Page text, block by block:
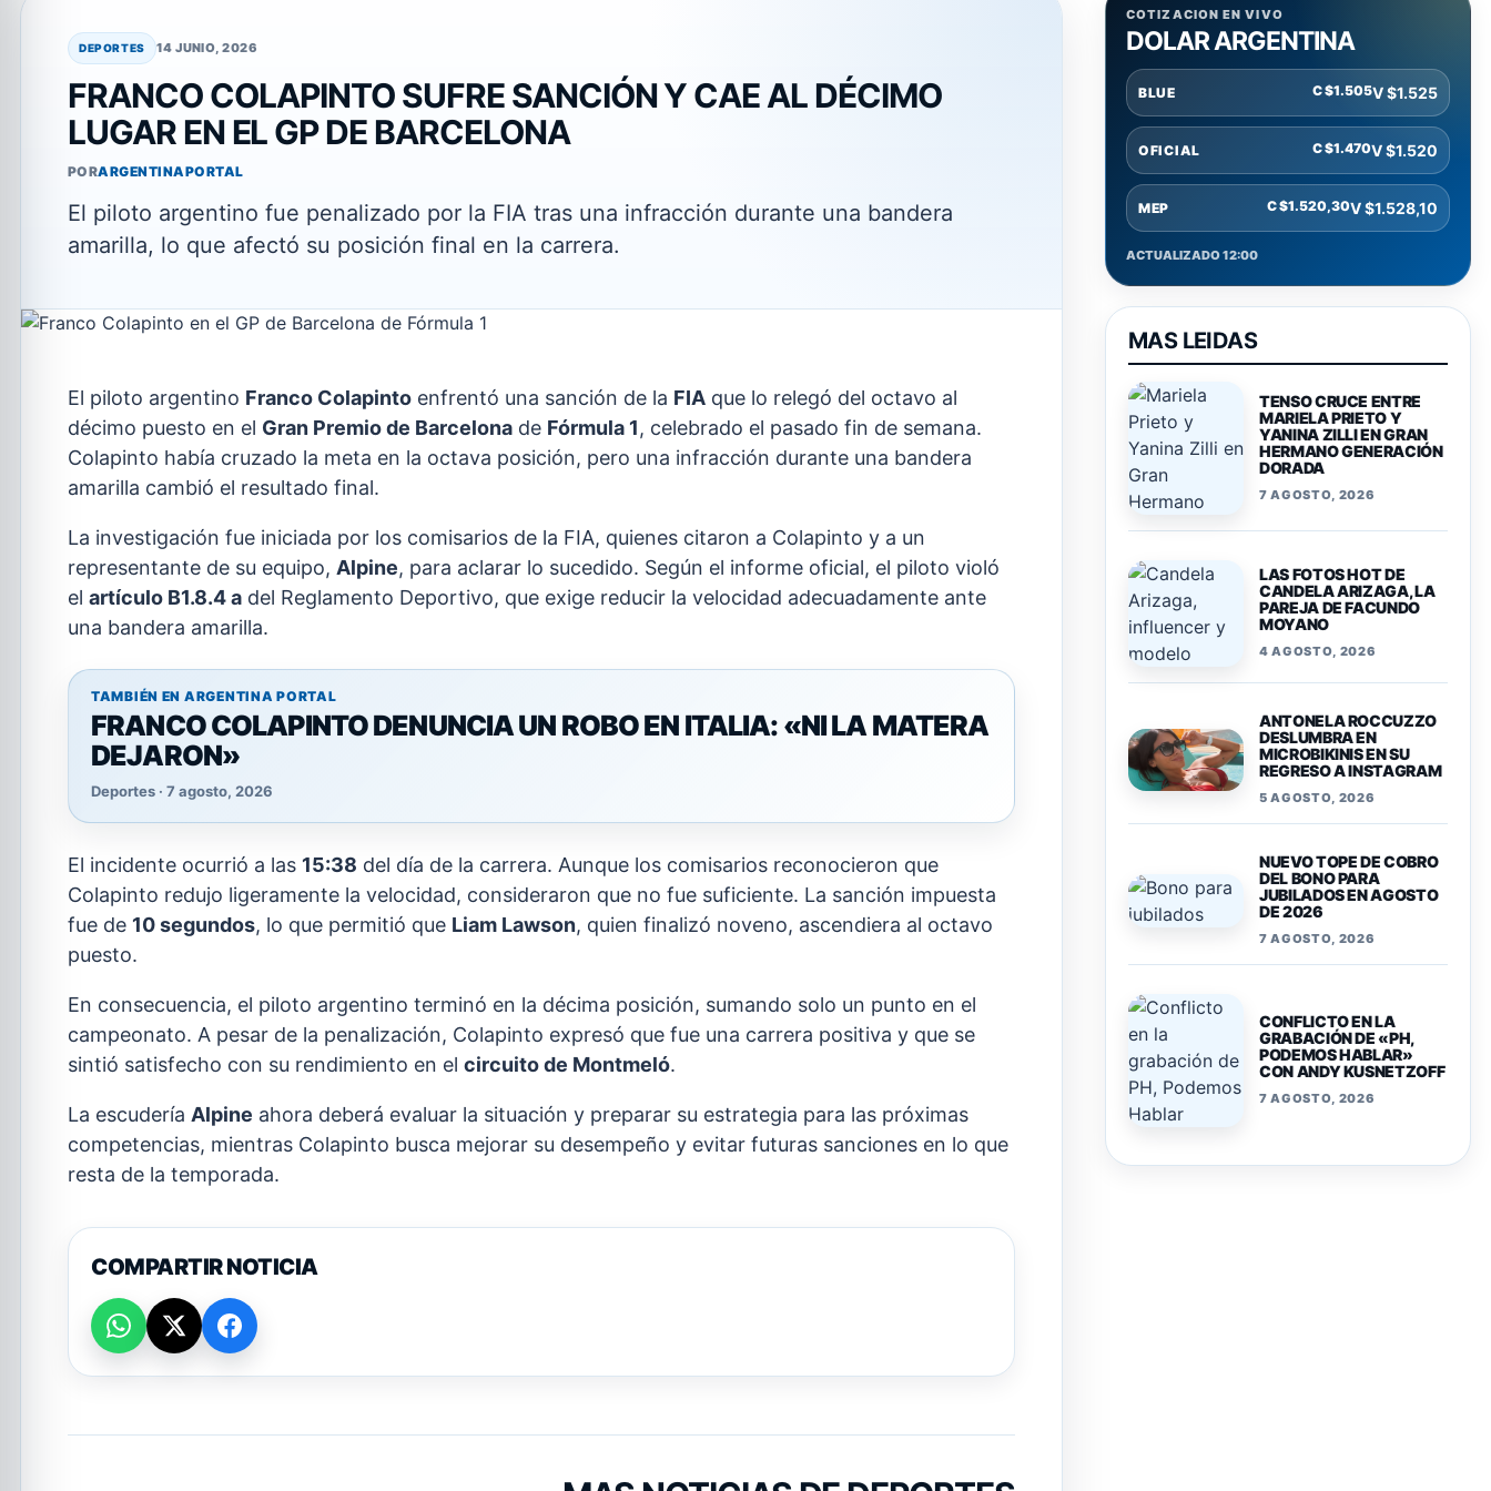
DEPORTES 14 JUNIO, 2026
FRANCO COLAPINTO SUFRE SANCIÓN Y CAE AL DÉCIMO
LUGAR EN EL GP DE BARCELONA
PORARGENTINAPORTAL
El piloto argentino fue penalizado por la FIA tras una infracción durante una bandera
amarilla, lo que afectó su posición final en la carrera.
El piloto argentino Franco Colapinto enfrentó una sanción de la FIA que lo relegó del octavo al
décimo puesto en el Gran Premio de Barcelona de Fórmula 1, celebrado el pasado fin de semana.
Colapinto había cruzado la meta en la octava posición, pero una infracción durante una bandera
amarilla cambió el resultado final.
La investigación fue iniciada por los comisarios de la FIA, quienes citaron a Colapinto y a un
representante de su equipo, Alpine, para aclarar lo sucedido. Según el informe oficial, el piloto violó
el artículo B1.8.4 a del Reglamento Deportivo, que exige reducir la velocidad adecuadamente ante
una bandera amarilla.
TAMBIÉN EN ARGENTINA PORTAL
FRANCO COLAPINTO DENUNCIA UN ROBO EN ITALIA: «NI LA MATERA
DEJARON»
Deportes · 7 agosto, 2026
El incidente ocurrió a las 15:38 del día de la carrera. Aunque los comisarios reconocieron que
Colapinto redujo ligeramente la velocidad, consideraron que no fue suficiente. La sanción impuesta
fue de 10 segundos, lo que permitió que Liam Lawson, quien finalizó noveno, ascendiera al octavo
puesto.
En consecuencia, el piloto argentino terminó en la décima posición, sumando solo un punto en el
campeonato. A pesar de la penalización, Colapinto expresó que fue una carrera positiva y que se
sintió satisfecho con su rendimiento en el circuito de Montmeló.
La escudería Alpine ahora deberá evaluar la situación y preparar su estrategia para las próximas
competencias, mientras Colapinto busca mejorar su desempeño y evitar futuras sanciones en lo que
resta de la temporada.
COMPARTIR NOTICIA
COTIZACION EN VIVO
DOLAR ARGENTINA
BLUE C $1.505V $1.525
OFICIAL C $1.470V $1.520
MEP C $1.520,30V $1.528,10
ACTUALIZADO 12:00
MAS LEIDAS
TENSO CRUCE ENTRE
MARIELA PRIETO Y
YANINA ZILLI EN GRAN
HERMANO GENERACIÓN
DORADA
7 AGOSTO, 2026
LAS FOTOS HOT DE
CANDELA ARIZAGA, LA
PAREJA DE FACUNDO
MOYANO
4 AGOSTO, 2026
ANTONELA ROCCUZZO
DESLUMBRA EN
MICROBIKINIS EN SU
REGRESO A INSTAGRAM
5 AGOSTO, 2026
NUEVO TOPE DE COBRO
DEL BONO PARA
JUBILADOS EN AGOSTO
DE 2026
7 AGOSTO, 2026
CONFLICTO EN LA
GRABACIÓN DE «PH,
PODEMOS HABLAR»
CON ANDY KUSNETZOFF
7 AGOSTO, 2026